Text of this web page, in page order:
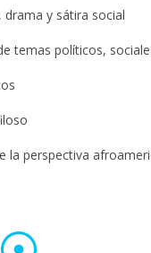
drama y sátira social
temas políticos,
la perspectiva